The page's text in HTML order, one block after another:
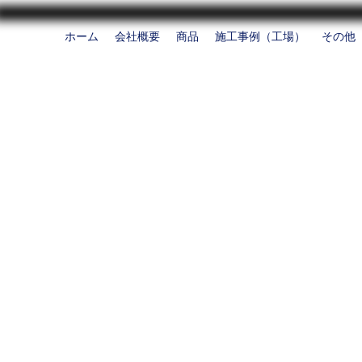
ホーム 会社概要 商品 施工事例（工場） その他